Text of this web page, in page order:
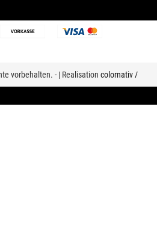
vorbehalten. - | Realisation colornativ /